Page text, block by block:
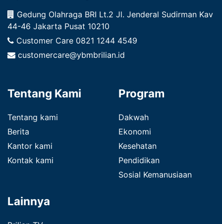
Gedung Olahraga BRI Lt.2 Jl. Jenderal Sudirman Kav
44-46 Jakarta Pusat 10210
Customer Care 0821 1244 4549
customercare@ybmbrilian.id
Tentang Kami
Tentang kami
Berita
Kantor kami
Kontak kami
Program
Dakwah
Ekonomi
Kesehatan
Pendidikan
Sosial Kemanusiaan
Lainnya